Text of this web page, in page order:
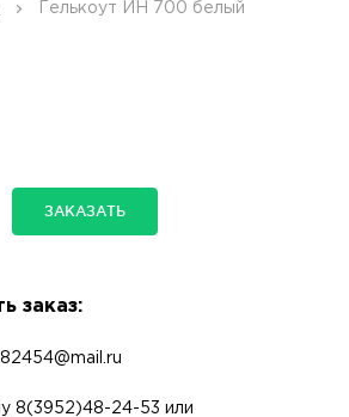
Гелькоут ИН 700 белый
ЗАКАЗАТЬ
заказ:
8(3952)48-24-53 или